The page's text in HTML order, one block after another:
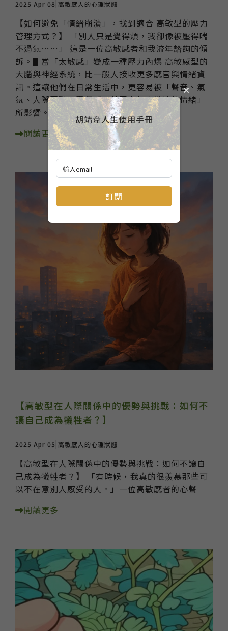
2025 Apr 08 高敏感人的心理狀態
【如何避免「情緒崩潰」，找到適合 高敏型的壓力
管理方式？】 「別人只是覺得煩，我卻像被壓得喘
不過氣……」 這是一位高敏感者和我流年諮詢的傾
訴。 ​ ▋當「太敏感」變成一種壓力內爆 高敏感型的
大腦與神經系統，比一般人接收更多感官與情緒資
訊。這讓他們在日常生活中，更容易被「聲音、氣
氛、人際互動、責任感、甚至空氣中微妙的情緒」
所影響。
閱讀更多
【高敏型在人際關係中的優勢與挑戰：如何不
讓自己成為犧牲者？】
2025 Apr 05 高敏感人的心理狀態
【高敏型在人際關係中的優勢與挑戰：如何不讓自
己成為犧牲者？】 「有時候，我真的很羨慕那些可
以不在意別人感受的人。」一位高敏感者的心聲
閱讀更多
胡靖韋人生使用手冊
訂閱